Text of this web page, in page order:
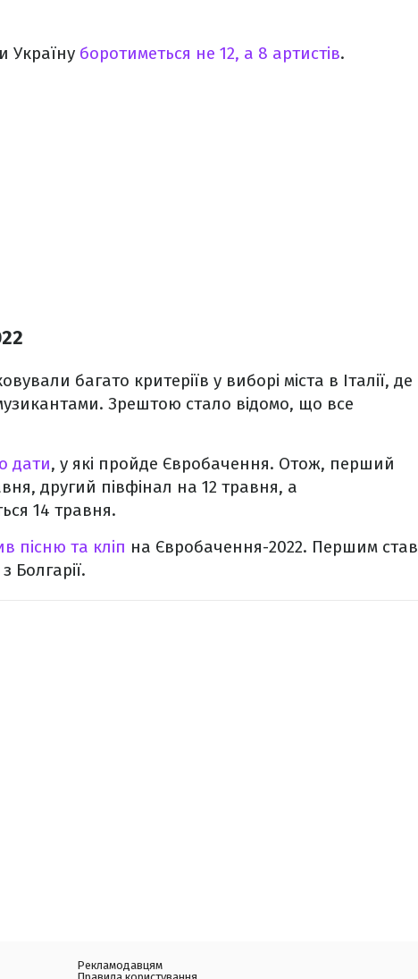
Україну боротиметься не 12, а 8 артистів.
багато критеріїв у виборі міста в Італії, де
Зрештою стало відомо, що все
дати, у які пройде Євробачення. Отож, перший
другий півфінал на 12 травня, а
14 травня.
пісню та кліп на Євробачення-2022. Першим став
Болгарії.
Рекламодавцям